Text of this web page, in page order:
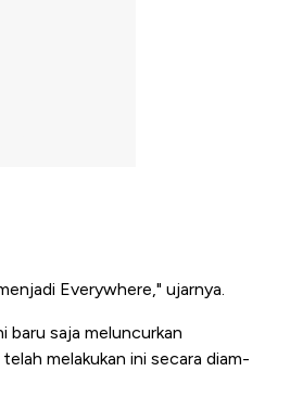
Everywhere," ujarnya.
baru saja meluncurkan
melakukan ini secara diam-